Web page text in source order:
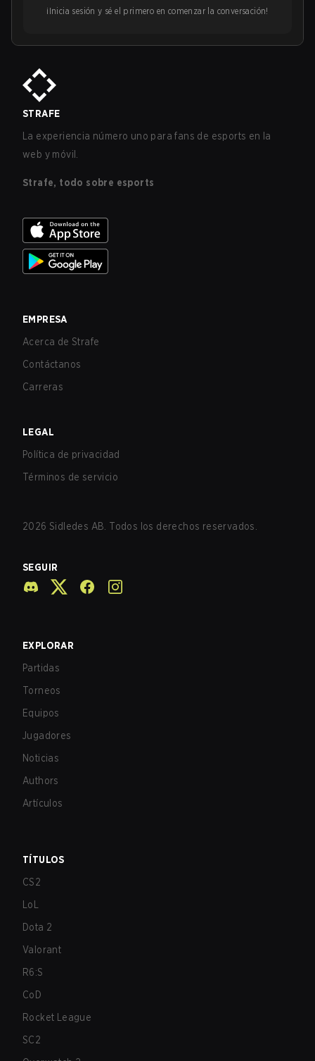
¡Inicia sesión y sé el primero en comenzar la conversación!
STRAFE
La experiencia número uno para fans de esports en la
web y móvil.
Strafe, todo sobre esports
EMPRESA
Acerca de Strafe
Contáctanos
Carreras
LEGAL
Política de privacidad
Términos de servicio
2026 Sidledes AB. Todos los derechos reservados.
SEGUIR
EXPLORAR
Partidas
Torneos
Equipos
Jugadores
Noticias
Authors
Artículos
TÍTULOS
CS2
LoL
Dota 2
Valorant
R6:S
CoD
Rocket League
SC2